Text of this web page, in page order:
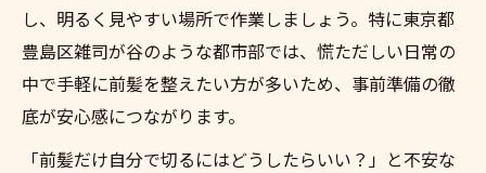
前髪セルフカット道具の選び方と使い方解
説
自分で前髪を切る時に揃えたい必須アイテ
ム
前髪を綺麗に切るためのおすすめ道具特集
し、明るく見やすい場所で作業しましょう。特に東京都
豊島区雑司が谷のような都市部では、慌ただしい日常の
中で手軽に前髪を整えたい方が多いため、事前準備の徹
底が安心感につながります。
「前髪だけ自分で切るにはどうしたらいい？」と不安な